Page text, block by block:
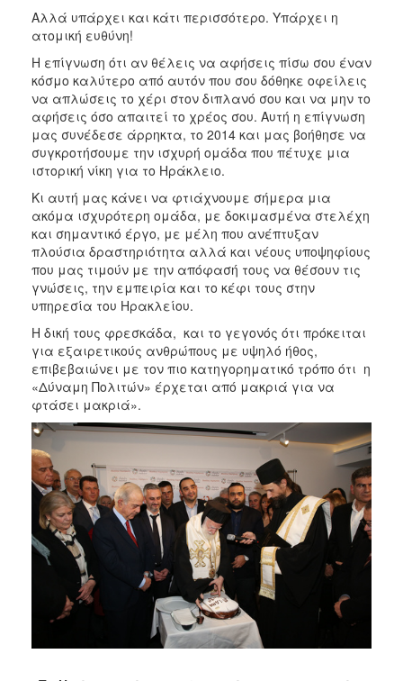
Αλλά υπάρχει και κάτι περισσότερο. Υπάρχει η
ατομική ευθύνη!
Η επίγνωση ότι αν θέλεις να αφήσεις πίσω σου έναν
κόσμο καλύτερο από αυτόν που σου δόθηκε οφείλεις
να απλώσεις το χέρι στον διπλανό σου και να μην το
αφήσεις όσο απαιτεί το χρέος σου. Αυτή η επίγνωση
μας συνέδεσε άρρηκτα, το 2014 και μας βοήθησε να
συγκροτήσουμε την ισχυρή ομάδα που πέτυχε μια
ιστορική νίκη για το Ηράκλειο.
Κι αυτή μας κάνει να φτιάχνουμε σήμερα μια
ακόμα ισχυρότερη ομάδα, με δοκιμασμένα στελέχη
και σημαντικό έργο, με μέλη που ανέπτυξαν
πλούσια δραστηριότητα αλλά και νέους υποψηφίους
που μας τιμούν με την απόφασή τους να θέσουν τις
γνώσεις, την εμπειρία και το κέφι τους στην
υπηρεσία του Ηρακλείου.
Η δική τους φρεσκάδα, και το γεγονός ότι πρόκειται
για εξαιρετικούς ανθρώπους με υψηλό ήθος,
επιβεβαιώνει με τον πιο κατηγορηματικό τρόπο ότι η
«Δύναμη Πολιτών» έρχεται από μακριά για να
φτάσει μακριά».